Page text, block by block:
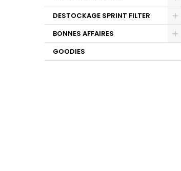
DESTOCKAGE SPRINT FILTER
BONNES AFFAIRES
GOODIES